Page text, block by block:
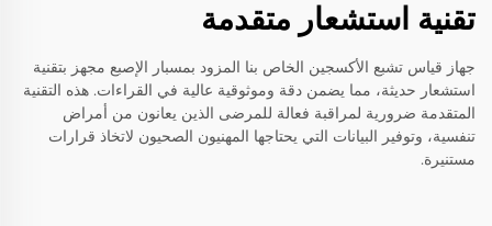
تقنية استشعار متقدمة
جهاز قياس تشبع الأكسجين الخاص بنا المزود بمسبار الإصبع مجهز بتقنية
استشعار حديثة، مما يضمن دقة وموثوقية عالية في القراءات. هذه التقنية
المتقدمة ضرورية لمراقبة فعالة للمرضى الذين يعانون من أمراض
تنفسية، وتوفير البيانات التي يحتاجها المهنيون الصحيون لاتخاذ قرارات
مستنيرة.